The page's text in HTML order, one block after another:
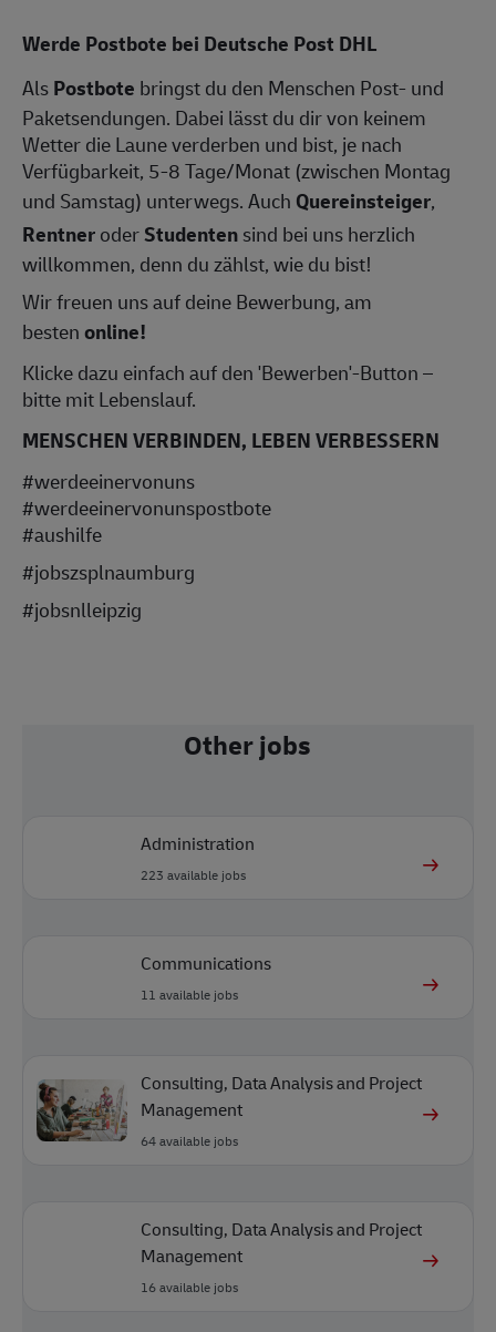
Werde Postbote bei Deutsche Post DHL
AlsPostbote bringst du den Menschen Post- und
Paketsendungen. Dabei lässt du dir von keinem
Wetter die Laune verderben und bist, je nach
Verfügbarkeit, 5-8 Tage/Monat (zwischen Montag
und Samstag) unterwegs. Auch Quereinsteiger,
RentneroderStudentensind bei uns herzlich
willkommen, denn du zählst, wie du bist!
Wir freuen uns auf deine Bewerbung, am
bestenonline!
Klicke dazu einfach auf den 'Bewerben'-Button –
bitte mit Lebenslauf.
MENSCHEN VERBINDEN, LEBEN VERBESSERN
#werdeeinervonuns
#werdeeinervonunspostbote
#aushilfe
#jobszsplnaumburg
#jobsnlleipzig
Other jobs
Administration
223 available jobs
Communications
11 available jobs
Consulting, Data Analysis and Project
Management
64available jobs
Consulting, Data Analysis and Project
Management
16available jobs